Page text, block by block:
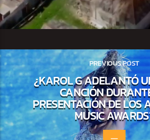
PREVIOUS POST
¿KAROL G ADELANTÓ
CANCIÓN
PRESENTACIÓN DE LOS
MUSIC